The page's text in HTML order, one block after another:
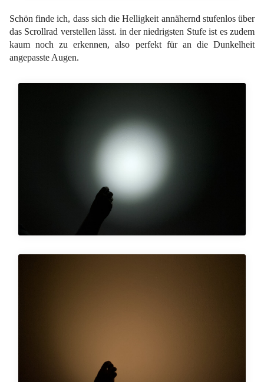
Schön finde ich, dass sich die Helligkeit annähernd stufenlos über
das Scrollrad verstellen lässt. in der niedrigsten Stufe ist es zudem
kaum noch zu erkennen, also perfekt für an die Dunkelheit
angepasste Augen.